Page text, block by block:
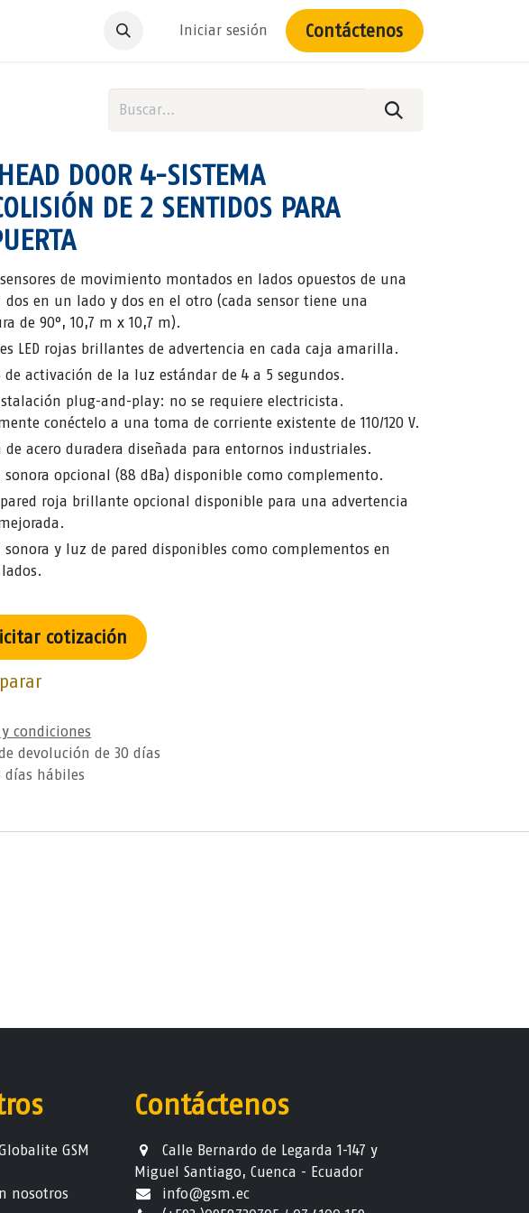
Iniciar sesión Contáctenos
DOOR 4-SISTEMA
DE 2 SENTIDOS PARA
de movimiento montados en lados opuestos de una
dos en un lado y dos en el otro (cada sensor tiene una
de 90°, 10,7 m x 10,7 m).
LED rojas brillantes de advertencia en cada caja amarilla.
de activación de la luz estándar de 4 a 5 segundos.
plug-and-play: no se requiere electricista.
conéctelo a una toma de corriente existente de 110/120 V.
de acero duradera diseñada para entornos industriales.
sonora opcional (88 dBa) disponible como complemento.
roja brillante opcional disponible para una advertencia
sonora y luz de pared disponibles como complementos en
cotización
condiciones
devolución de 30 días
días hábiles
Contáctenos
Calle Bernardo de Legarda 1-147 y
Miguel Santiago, Cuenca - Ecuador
info@gsm.ec​
GSM
nosotros